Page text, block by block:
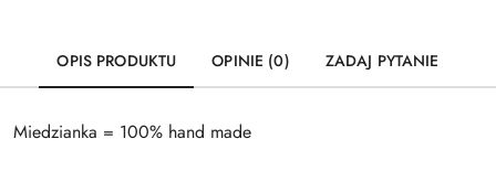
OPIS PRODUKTU OPINIE (0) ZADAJ PYTANIE
Miedzianka = 100% hand made